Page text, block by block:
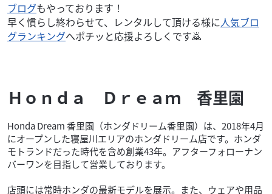
ブログもやっております！
早く慣らし終わらせて、レンタルして頂ける様に人気ブロ
グランキングへポチッと応援よろしくです🙇
Ｈｏｎｄａ Ｄｒｅａｍ 香里園
Honda Dream 香里園（ホンダドリーム香里園）は、2018年4月
にオープンした寝屋川エリアのホンダドリーム店です。ホンダ
モトランドだった時代を含め創業43年。アフターフォローナン
バーワンを目指して営業しております。
店頭には常時ホンダの最新モデルを展示。また、ウェアや用品